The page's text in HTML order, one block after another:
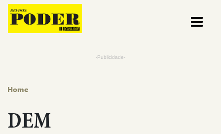
Pular para o conteúdo
-Publicidade-
Home
DEM